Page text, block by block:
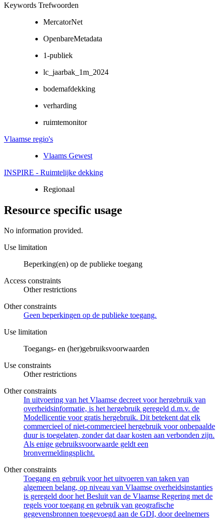
Keywords Trefwoorden
MercatorNet
OpenbareMetadata
1-publiek
lc_jaarbak_1m_2024
bodemafdekking
verharding
ruimtemonitor
Vlaamse regio's
Vlaams Gewest
INSPIRE - Ruimtelijke dekking
Regionaal
Resource specific usage
No information provided.
Use limitation
Beperking(en) op de publieke toegang
Access constraints
Other restrictions
Other constraints
Geen beperkingen op de publieke toegang.
Use limitation
Toegangs- en (her)gebruiksvoorwaarden
Use constraints
Other restrictions
Other constraints
In uitvoering van het Vlaamse decreet voor hergebruik van
overheidsinformatie, is het hergebruik geregeld d.m.v. de
Modellicentie voor gratis hergebruik. Dit betekent dat elk
commercieel of niet-commercieel hergebruik voor onbepaalde
duur is toegelaten, zonder dat daar kosten aan verbonden zijn.
Als enige gebruiksvoorwaarde geldt een
bronvermeldingsplicht.
Other constraints
Toegang en gebruik voor het uitvoeren van taken van
algemeen belang, op niveau van Vlaamse overheidsinstanties
is geregeld door het Besluit van de Vlaamse Regering met de
regels voor toegang en gebruik van geografische
gegevensbronnen toegevoegd aan de GDI, door deelnemers